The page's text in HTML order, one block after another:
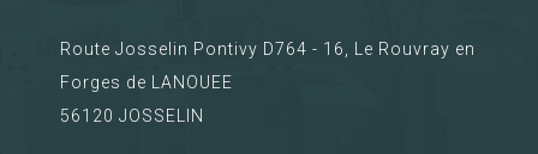
Route Josselin Pontivy D764 - 16, Le Rouvray en
Forges de LANOUEE
56120 JOSSELIN